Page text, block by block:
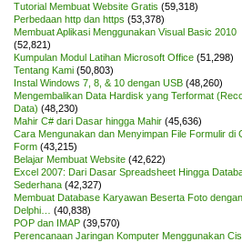
Tutorial Membuat Website Gratis (59,318)
Perbedaan http dan https (53,378)
Membuat Aplikasi Menggunakan Visual Basic 2010
(52,821)
Kumpulan Modul Latihan Microsoft Office (51,298)
Tentang Kami (50,803)
Instal Windows 7, 8, & 10 dengan USB (48,260)
Mengembalikan Data Hardisk yang Terformat
Data) (48,230)
Mahir C# dari Dasar hingga Mahir (45,636)
Cara Mengunakan dan Menyimpan File Formulir di
Form (43,215)
Belajar Membuat Website (42,622)
Excel 2007: Dari Dasar Spreadsheet Hingga
Sederhana (42,327)
Membuat Database Karyawan Beserta Foto dengan
Delphi…
(40,838)
POP dan IMAP (39,570)
Perencanaan Jaringan Komputer Menggunakan